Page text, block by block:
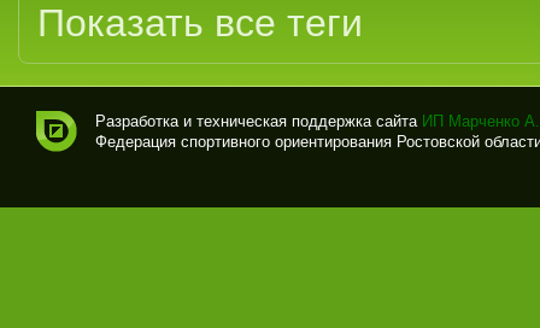
Показать все теги
вно
Разработка и техническая поддержка сайта ИП Марченко
Федерация спортивного ориентирования Ростовской